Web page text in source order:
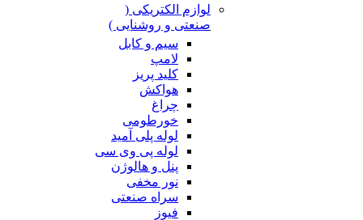
لوازم الکتریکی (
صنعتی و روشنایی )
سیم و کابل
لامپ
کلید پریز
هواکش
چراغ
خورطومی
لوله پلی آمید
لوله پی وی سی
پنل و هالوژن
نور مخفی
سراه صنعتی
فیوز